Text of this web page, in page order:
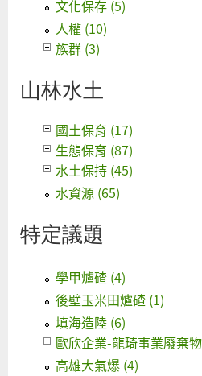
文化保存 (5)
人權 (10)
族群 (3)
山林水土
國土保育 (17)
生態保育 (87)
水土保持 (45)
水資源 (65)
特定議題
學甲爐碴 (4)
後壁玉米田爐碴 (1)
填海造陸 (6)
歐欣企業-龍琦事業廢棄
高雄大氣爆 (4)